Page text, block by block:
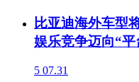
比亚迪海外车型
娱乐竞争迈向“
5 07.31